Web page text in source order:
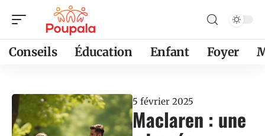
Conseils Éducation Enfant Foyer
5 février 2025
Maclaren : une